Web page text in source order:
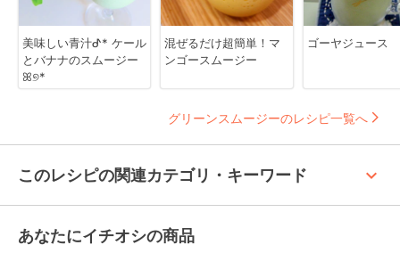
美味しい青汁ᕷ* ケール
とバナナのスムージー
ꕤ୭*
混ぜるだけ超簡単！マ
ンゴースムージー
ゴーヤジュース
グリーンスムージーのレシピ一覧へ
このレシピの関連カテゴリ・キーワード keyboard_arrow_up
あなたにイチオシの商品